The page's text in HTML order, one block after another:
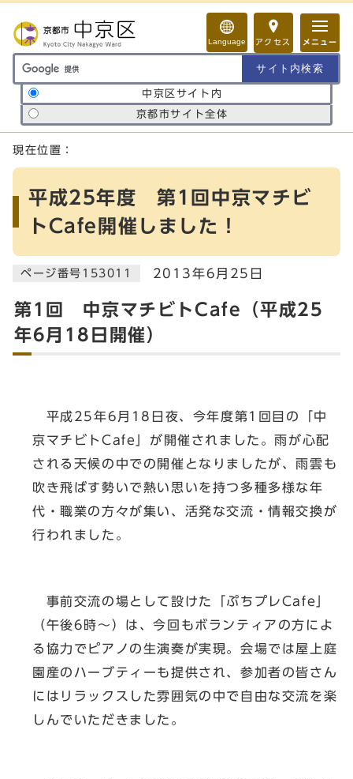
Language アクセス メニュー
サイト内検索の範囲
中京区サイト内
京都市サイト全体
ここから本文です
現在位置：
平成25年度 第1回中京マチビ
トCafe開催しました！
ページ番号153011 2013年6月25日
第1回 中京マチビトCafe（平成25
年6月18日開催）
平成25年6月18日夜、今年度第1回目の「中
京マチビトCafe」が開催されました。雨が心配
される天候の中での開催となりましたが、雨雲も
吹き飛ばす勢いで熱い思いを持つ多種多様な年
代・職業の方々が集い、活発な交流・情報交換が
行われました。
事前交流の場として設けた「ぷちプレCafe」
（午後6時～）は、今回もボランティアの方によ
る協力でピアノの生演奏が実現。会場では屋上庭
園産のハーブティーも提供され、参加者の皆さん
にはリラックスした雰囲気の中で自由な交流を楽
しんでいただきました。